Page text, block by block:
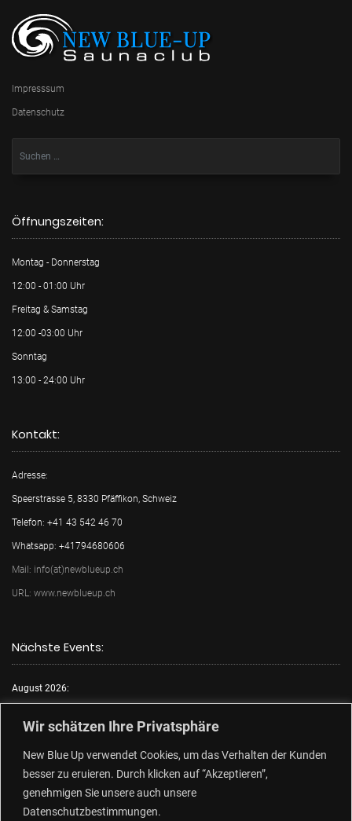
Wir schätzen Ihre Privatsphäre
New Blue Up verwendet Cookies, um das Verhalten der Kunden
besser zu eruieren. Durch klicken auf “Akzeptieren”,
genehmigen Sie unsere auch unsere
Datenschutzbestimmungen.
Impresssum
Datenschutz
Öffnungszeiten:
Montag - Donnerstag
12:00 - 01:00 Uhr
Freitag & Samstag
12:00 -03:00 Uhr
Sonntag
13:00 - 24:00 Uhr
Kontakt:
Adresse:
Speerstrasse 5, 8330 Pfäffikon, Schweiz
Telefon: +41 43 542 46 70
Whatsapp: +41794680606
Mail: info(at)newblueup.ch
URL: www.newblueup.ch
Nächste Events:
August 2026:
Mi.:FKK Tag
Fr.:FKK Tag